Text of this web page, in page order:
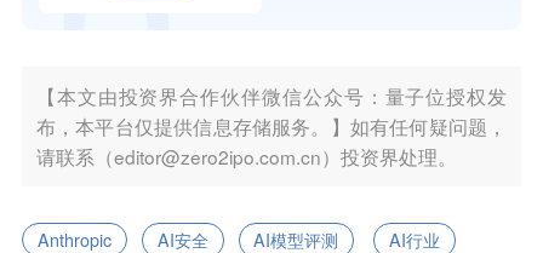
【本文由投资界合作伙伴微信公众号：量子位授权发
布，本平台仅提供信息存储服务。】如有任何疑问题，
请联系（editor@zero2ipo.com.cn）投资界处理。
Anthropic AI安全 AI模型评测 AI行业